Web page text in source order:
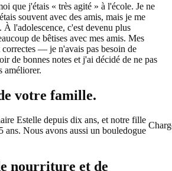
que j'étais « très agité » à l'école. Je ne
souvent avec des amis, mais je me
À l'adolescence, c'est devenu plus
de bêtises avec mes amis. Mes
correctes — je n'avais pas besoin de
de bonnes notes et j'ai décidé de ne pas
améliorer.
votre famille.
Estelle depuis dix ans, et notre fille
ans. Nous avons aussi un bouledogue
nourriture et de